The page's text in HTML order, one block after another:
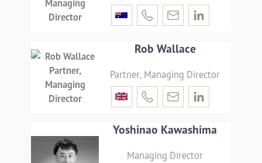
Rob Wallace
Partner, Managing Director
Yoshinao Kawashima
Managing Director